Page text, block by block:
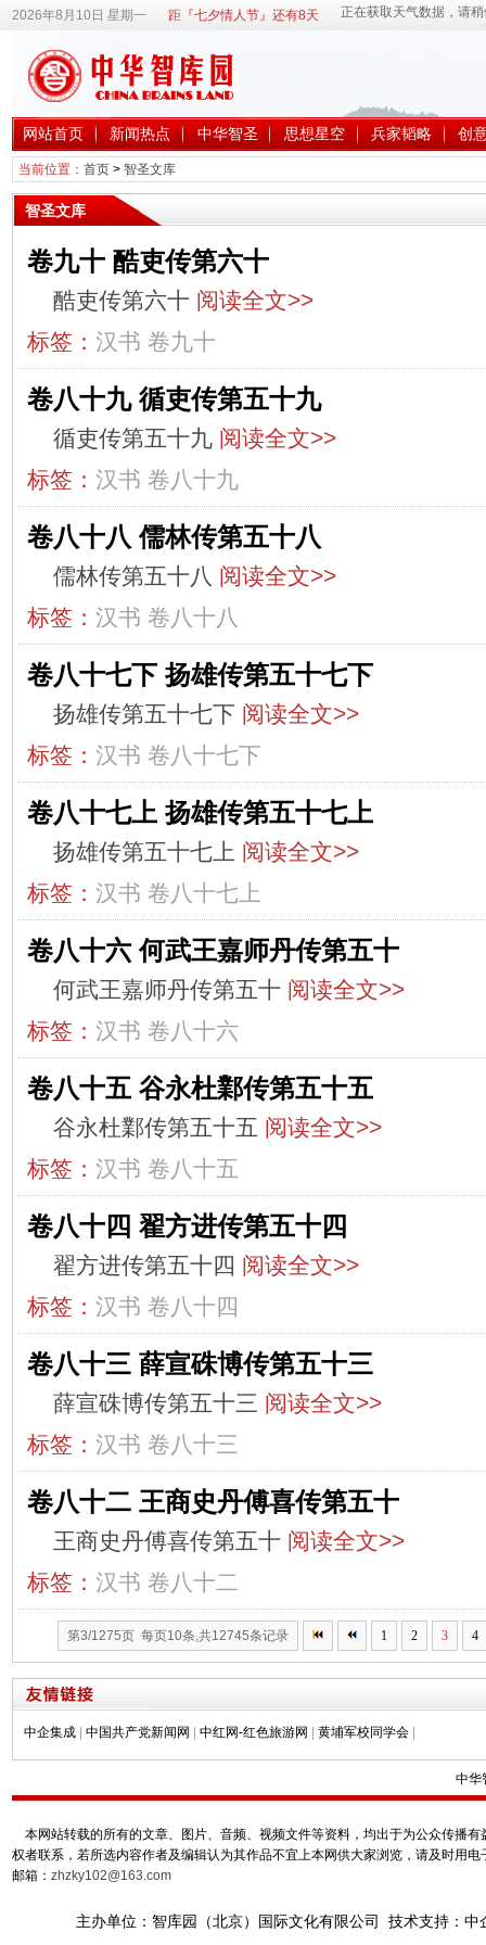
2026年8月10日 星期一 距『七夕情人节』还有8天
网站首页 新闻热点 中华智圣 思想星空 兵家韬略 创
当前位置： 首页> 智圣文库
智圣文库
卷九十 酷吏传第六十
酷吏传第六十 阅读全文>>
标签： 汉书 卷九十
卷八十九 循吏传第五十九
循吏传第五十九 阅读全文>>
标签： 汉书 卷八十九
卷八十八 儒林传第五十八
儒林传第五十八 阅读全文>>
标签： 汉书 卷八十八
卷八十七下 扬雄传第五十七下
扬雄传第五十七下 阅读全文>>
标签： 汉书 卷八十七下
卷八十七上 扬雄传第五十七上
扬雄传第五十七上 阅读全文>>
标签： 汉书 卷八十七上
卷八十六 何武王嘉师丹传第五十
何武王嘉师丹传第五十 阅读全文>>
标签： 汉书 卷八十六
卷八十五 谷永杜鄴传第五十五
谷永杜鄴传第五十五 阅读全文>>
标签： 汉书 卷八十五
卷八十四 翟方进传第五十四
翟方进传第五十四 阅读全文>>
标签： 汉书 卷八十四
卷八十三 薛宣硃博传第五十三
薛宣硃博传第五十三 阅读全文>>
标签： 汉书 卷八十三
卷八十二 王商史丹傅喜传第五十
王商史丹傅喜传第五十 阅读全文>>
标签： 汉书 卷八十二
第3/1275页 每页10条,共12745条记录 1 2 3 4
中企集成 中国共产党新闻网 中红网-红色旅游网 黄埔军校同学会
中华
本网站转载的所有的文章、图片、音频、视频文件等资料，均出于为公众传播
权者联系，若所选内容作者及编辑认为其作品不宜上本网供大家浏览，请及时用
邮箱： zhzky102@163.com
主办单位：智库园（北京）国际文化有限公司 技术支持：